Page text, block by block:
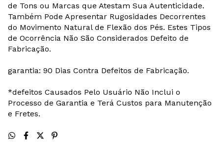
de Tons ou Marcas que Atestam Sua Autenticidade.
Também Pode Apresentar Rugosidades Decorrentes
do Movimento Natural de Flexão dos Pés. Estes Tipos
de Ocorrência Não São Considerados Defeito de
Fabricação.
garantia: 90 Dias Contra Defeitos de Fabricação.
*defeitos Causados Pelo Usuário Não Inclui o
Processo de Garantia e Terá Custos para Manutenção
e Fretes.